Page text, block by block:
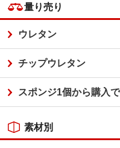
量り売り
ウレタン
チップウレタン
スポンジ1個から購入
素材別